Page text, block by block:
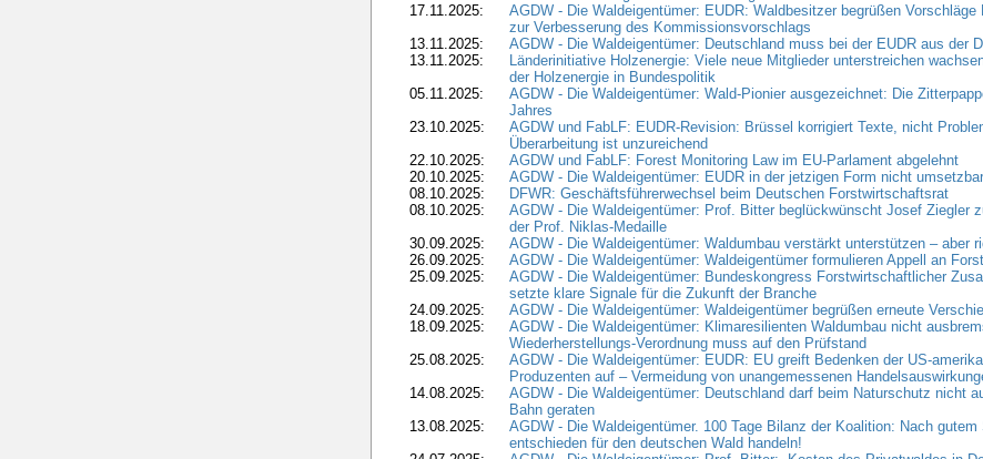
17.11.2025:
AGDW - Die Waldeigentümer: EUDR: Waldbesitzer begrüßen Vorschläge
zur Verbesserung des Kommissionsvorschlags
13.11.2025:
AGDW - Die Waldeigentümer: Deutschland muss bei der EUDR aus der
13.11.2025:
Länderinitiative Holzenergie: Viele neue Mitglieder unterstreichen
der Holzenergie in Bundespolitik
05.11.2025:
AGDW - Die Waldeigentümer: Wald-Pionier ausgezeichnet: Die
Jahres
23.10.2025:
AGDW und FabLF: EUDR-Revision: Brüssel korrigiert Texte, nicht
Überarbeitung ist unzureichend
22.10.2025:
AGDW und FabLF: Forest Monitoring Law im EU-Parlament abgelehnt
20.10.2025:
AGDW - Die Waldeigentümer: EUDR in der jetzigen Form nicht umsetzbar
08.10.2025:
DFWR: Geschäftsführerwechsel beim Deutschen Forstwirtschaftsrat
08.10.2025:
AGDW - Die Waldeigentümer: Prof. Bitter beglückwünscht Josef Ziegler
der Prof. Niklas-Medaille
30.09.2025:
AGDW - Die Waldeigentümer: Waldumbau verstärkt unterstützen – aber
26.09.2025:
AGDW - Die Waldeigentümer: Waldeigentümer formulieren Appell an
25.09.2025:
AGDW - Die Waldeigentümer: Bundeskongress Forstwirtschaftlicher
setzte klare Signale für die Zukunft der Branche
24.09.2025:
AGDW - Die Waldeigentümer: Waldeigentümer begrüßen erneute
18.09.2025:
AGDW - Die Waldeigentümer: Klimaresilienten Waldumbau nicht
Wiederherstellungs-Verordnung muss auf den Prüfstand
25.08.2025:
AGDW - Die Waldeigentümer: EUDR: EU greift Bedenken der US-
Produzenten auf – Vermeidung von unangemessenen
14.08.2025:
AGDW - Die Waldeigentümer: Deutschland darf beim Naturschutz nicht
Bahn geraten
13.08.2025:
AGDW - Die Waldeigentümer. 100 Tage Bilanz der Koalition: Nach
entschieden für den deutschen Wald handeln!